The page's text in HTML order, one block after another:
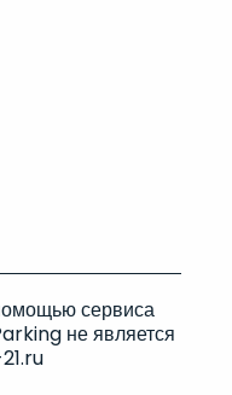
сервиса
не является